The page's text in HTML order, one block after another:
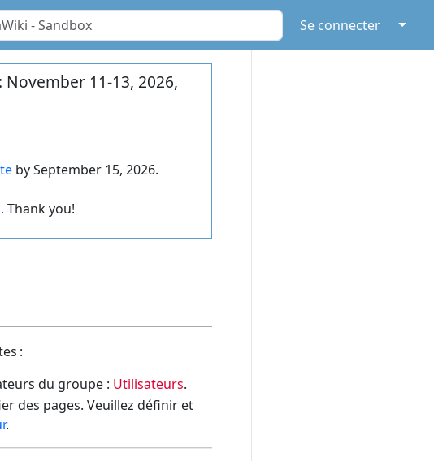
Se connecter ↓
: November 11-13, 2026,
by September 15, 2026.
Thank you!
:
du groupe : Utilisateurs.
des pages. Veuillez définir et
.